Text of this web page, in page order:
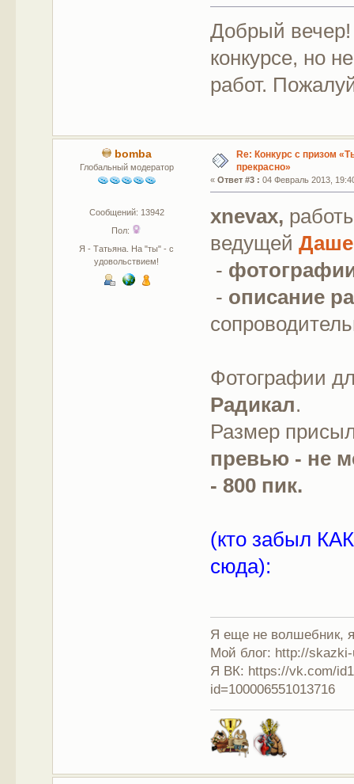
Добрый вечер!
конкурсе, но
работ.
bomba
Глобальный модератор
Сообщений: 13942
Пол:
Я - Татьяна. На "ты" - с
удовольствием!
Re: Конкурс с призом
прекрасно»
«Ответ #3 : 04 Февраль 2013,
xnevax,
ведущей
-
- описание
Фотографии
Радикал.
Размер
превью - не
- 800 пик.
(кто забыл
сюда):
Я еще не волшебник,
Мой блог: http://
Я ВК: https://vk.com/
id=100006551013716